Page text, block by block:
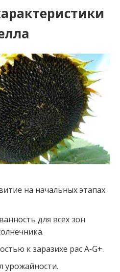
на начальных этапах
для всех зон
к заразихе рас A-G+.
урожайности.